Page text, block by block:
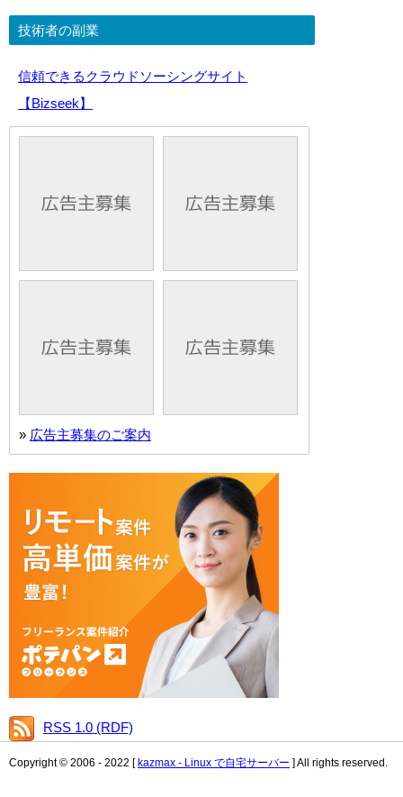
技術者の副業
信頼できるクラウドソーシングサイト
【Bizseek】
» 広告主募集のご案内
RSS 1.0 (RDF)
Copyright © 2006 - 2022 [ kazmax - Linux で自宅サーバー ] All rights reserved.